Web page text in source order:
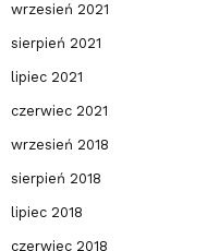
wrzesień 2021
sierpień 2021
lipiec 2021
czerwiec 2021
wrzesień 2018
sierpień 2018
lipiec 2018
czerwiec 2018